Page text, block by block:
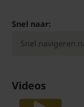
Snel naar:
Videos